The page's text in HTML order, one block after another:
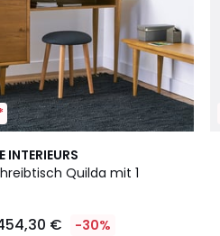
INTERIEURS
Quilda mit 1
€ -30%